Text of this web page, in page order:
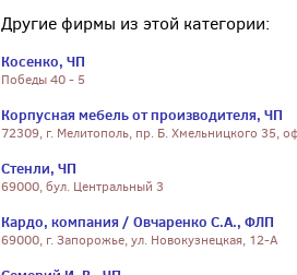
Другие фирмы из этой категории:
Косенко, ЧП
Победы 40 - 5
Корпусная мебель от производителя, ЧП
72309, г. Мелитополь, пр. Б. Хмельницкого 35,
Стенли, ЧП
69000, бул. Центральный 3
Кардо, компания / Овчаренко С.А., ФЛП
69000, г. Запорожье, ул. Новокузнецкая, 12-А